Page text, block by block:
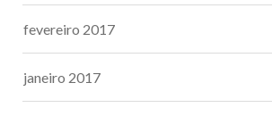
fevereiro 2017
janeiro 2017